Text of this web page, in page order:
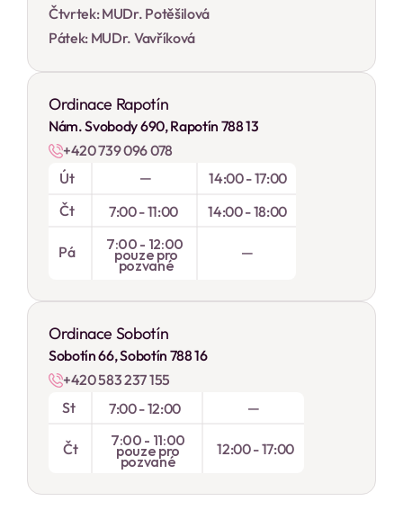
Čtvrtek: MUDr. Potěšilová
Pátek: MUDr. Vavříková
Ordinace Rapotín
Nám. Svobody 690, Rapotín 788 13
+420 739 096 078
Út
Čt
—
14:00 - 17:00
7:00 - 11:00
14:00 - 18:00
Pá 7:00 - 12:00
pouze pro
pozvané
—
Ordinace Sobotín
Sobotín 66, Sobotín 788 16
+420 583 237 155
St
Čt
—
7:00 - 12:00
7:00 - 11:00
pouze pro
pozvané
12:00 - 17:00